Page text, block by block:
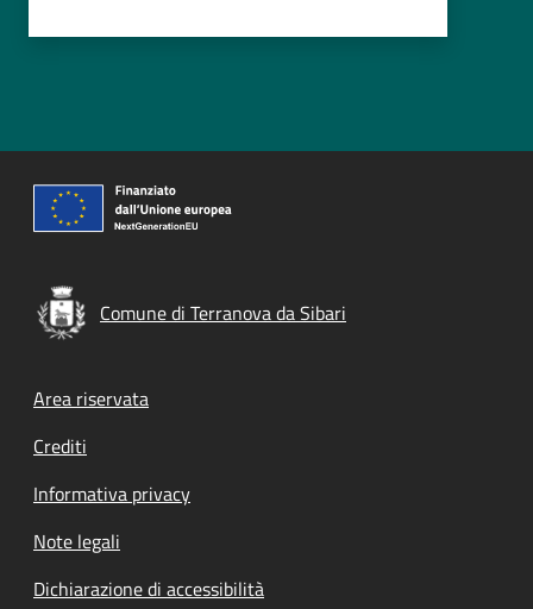
Comune di Terranova da Sibari
Footer menu
Area riservata
Crediti
Informativa privacy
Note legali
Dichiarazione di accessibilità